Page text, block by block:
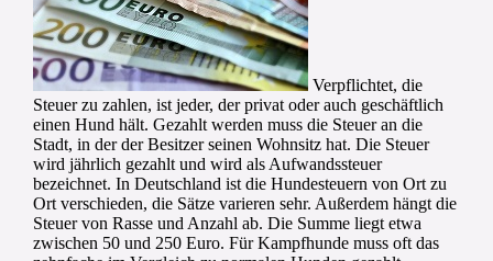
Verpflichtet, die
Steuer zu zahlen, ist jeder, der privat oder auch geschäftlich
einen Hund hält. Gezahlt werden muss die Steuer an die
Stadt, in der der Besitzer seinen Wohnsitz hat. Die Steuer
wird jährlich gezahlt und wird als Aufwandssteuer
bezeichnet. In Deutschland ist die Hundesteuern von Ort zu
Ort verschieden, die Sätze varieren sehr. Außerdem hängt die
Steuer von Rasse und Anzahl ab. Die Summe liegt etwa
zwischen 50 und 250 Euro. Für Kampfhunde muss oft das